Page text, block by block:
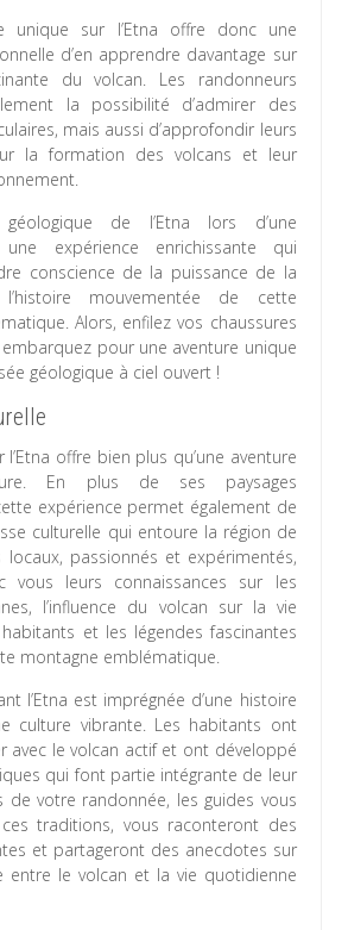
unique sur l’Etna offre donc une
d’en apprendre davantage sur
du volcan. Les randonneurs
la possibilité d’admirer des
mais aussi d’approfondir leurs
la formation des volcans et leur
de l’Etna lors d’une
expérience enrichissante qui
conscience de la puissance de la
mouvementée de cette
Alors, enfilez vos chaussures
pour une aventure unique
géologique à ciel ouvert !
offre bien plus qu’une aventure
En plus de ses paysages
expérience permet également de
culturelle qui entoure la région de
locaux, passionnés et expérimentés,
vous leurs connaissances sur les
l’influence du volcan sur la vie
et les légendes fascinantes
montagne emblématique.
l’Etna est imprégnée d’une histoire
culture vibrante. Les habitants ont
avec le volcan actif et ont développé
qui font partie intégrante de leur
de votre randonnée, les guides vous
traditions, vous raconteront des
et partageront des anecdotes sur
entre le volcan et la vie quotidienne